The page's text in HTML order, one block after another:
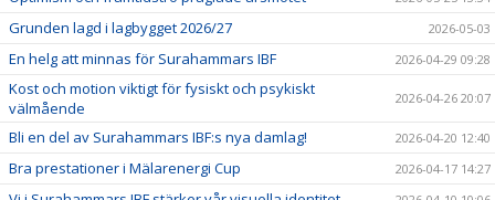
Grunden lagd i lagbygget 2026/27 2026-05-03
En helg att minnas för Surahammars IBF 2026-04-29 09:28
Kost och motion viktigt för fysiskt och psykiskt
välmående
2026-04-26 20:07
Bli en del av Surahammars IBF:s nya damlag! 2026-04-20 12:40
Bra prestationer i Mälarenergi Cup 2026-04-17 14:27